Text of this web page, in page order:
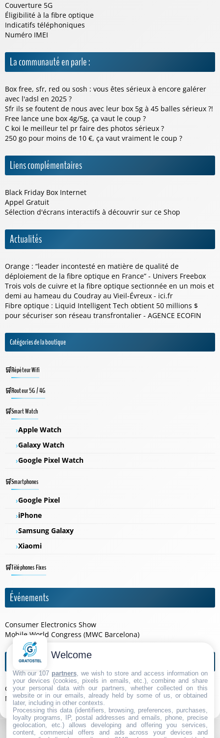
Couverture 5G
Éligibilité à la fibre optique
Indicatifs téléphoniques
Numéro IMEI
La communauté en parle :
Box free, sfr, red ou sosh : vous êtes sérieux à encore galérer
avec l'adsl en 2025 ?
Sfr ils se foutent de nous avec leur box 5g à 45 balles sérieux ?!
Free lance une box 4g/5g, ça vaut le coup ?
C koi le meilleur tel pr faire des photos sérieux ?
250 go pour moins de 10 €, ça vaut vraiment le coup ?
Liens complémentaires
Black Friday Box Internet
Appel Gratuit
Sélection d'écrans interactifs à découvrir sur ce Shop
Actualités
Orange : “leader incontesté en matière de qualité de
déploiement de la fibre optique en France” - Univers Freebox
Trois vols de cuivre et la fibre optique sectionnée en un mois et
demi au hameau du Coudray au Vieil-Évreux - ici.fr
Fibre optique : Liquid Intelligent Tech obtient 50 millions $
pour sécuriser son réseau transfrontalier - AGENCE ECOFIN
Catégories de la boutique
Répéteur Wifi
Routeur 5G / 4G
Smart Watch
Apple Watch
Galaxy Watch
Google Pixel Watch
Smartphones
Google Pixel
iPhone
Samsung Galaxy
Xiaomi
Téléphones Fixes
Événements
Consumer Electronics Show
Mobile World Congress (MWC Barcelona)
Agendas de l'année
Consumer Electronics Show 2026
Mobile World Congress (MWC Barcelona) 2026
Welcome
With our 107 partners, we wish to store and access information on
your devices (cookies, pixels in emails, etc.), combine and share
your personal data with our partners, whether collected on this
website or in our emails, already held by some of us, or obtained
later, including in other contexts.
Processing this data (identifiers, browsing, preferences, purchases,
loyalty programs, IP, postal addresses and emails, phone, precise
geolocation, etc.) allows developing and offering you services,
content, commercial offers and ads across your devices and